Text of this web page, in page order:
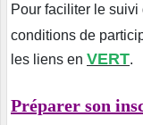
Pour faciliter le
conditions de
les liens en VERT.
Préparer son